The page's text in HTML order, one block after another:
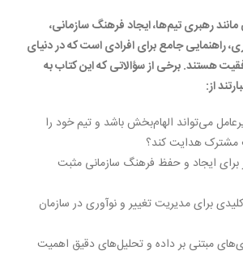
رهبری تیم‌ها، ایجاد فرهنگ سازمانی،
راهنمایی جامع برای افرادی است که در دنیای
هستند. برخی از سؤالاتی که این کتاب به
از:
می‌تواند الهام‌بخش باشد و تیم خود را
هدایت کند؟
ایجاد و حفظ فرهنگ سازمانی مثبت
برای مدیریت تغییر و نوآوری در سازمان
مبتنی بر داده و تحلیل‌های دقیق اهمیت